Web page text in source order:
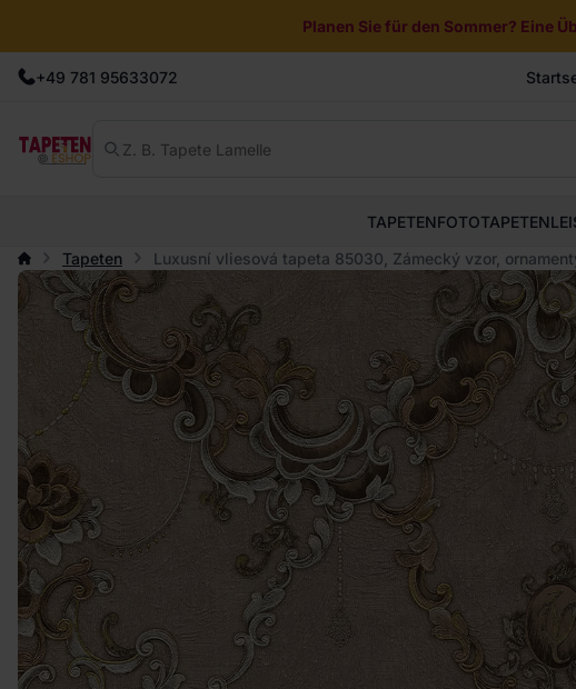
Planen Sie für den Sommer? Eine
+49 781 95633072
TAPETENFOTOTAPETEN
Tapeten
Luxusní vliesová tapeta 85030, Zámecký vzor,